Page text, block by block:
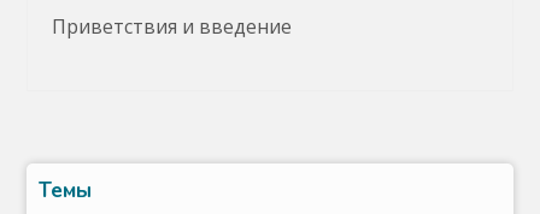
Приветствия и введение
Темы